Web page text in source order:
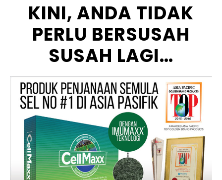
KINI, ANDA TIDAK
PERLU BERSUSAH
SUSAH LAGI…